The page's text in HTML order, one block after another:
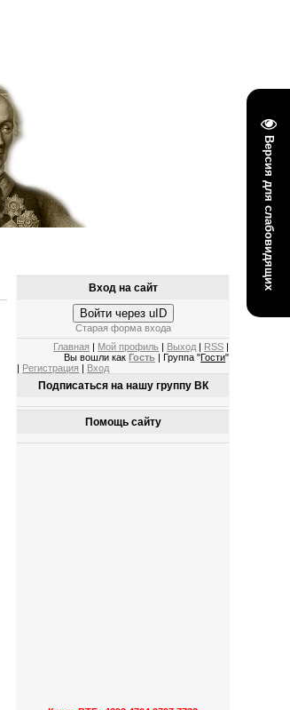
Версия для слабовидящих
Вход на сайт
Войти через uID
Старая форма входа
Главная
Мой профиль Выход RSS
Вы вошли как Гость | Группа "Гости"
Регистрация Вход
Подписаться на нашу группу ВК
Помощь сайту